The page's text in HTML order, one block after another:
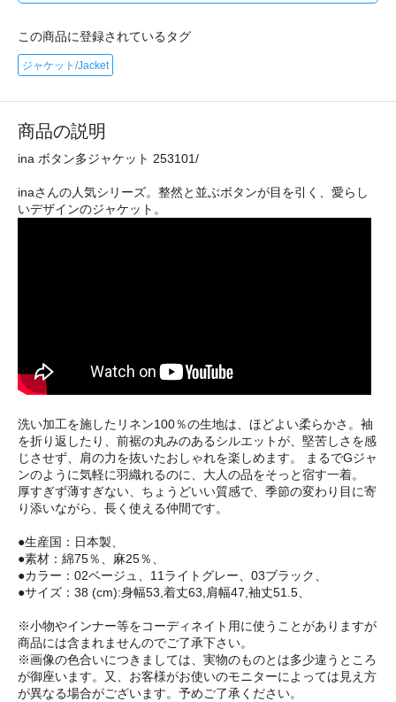
この商品に登録されているタグ
ジャケット/Jacket
商品の説明
ina ボタン多ジャケット 253101/
inaさんの人気シリーズ。整然と並ぶボタンが目を引く、愛らし
いデザインのジャケット。
洗い加工を施したリネン100％の生地は、ほどよい柔らかさ。袖
を折り返したり、前裾の丸みのあるシルエットが、堅苦しさを感
じさせず、肩の力を抜いたおしゃれを楽しめます。 まるでGジャ
ンのように気軽に羽織れるのに、大人の品をそっと宿す一着。
厚すぎず薄すぎない、ちょうどいい質感で、季節の変わり目に寄
り添いながら、長く使える仲間です。
●生産国：日本製、
●素材：綿75％、麻25％、
●カラー：02ベージュ、11ライトグレー、03ブラック、
●サイズ：38 (cm):身幅53,着丈63,肩幅47,袖丈51.5、
※小物やインナー等をコーディネイト用に使うことがありますが
商品には含まれませんのでご了承下さい。
※画像の色合いにつきましては、実物のものとは多少違うところ
が御座います。又、お客様がお使いのモニターによっては見え方
が異なる場合がございます。予めご了承ください。